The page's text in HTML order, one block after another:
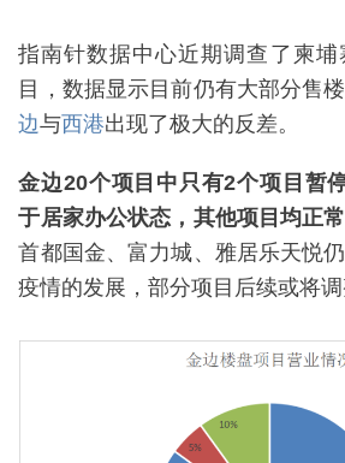
指南针数据中心近期调查了柬
目，数据显示目前仍有大部分售
边与西港出现了极大的反差。
金边20个项目中只有2个项目暂
于居家办公状态，其他项目均正
首都国金、富力城、雅居乐天悦
疫情的发展，部分项目后续或将调